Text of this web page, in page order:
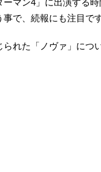
マン4」に出演する
で、続報にも注目です
れた「ノヴァ」につ